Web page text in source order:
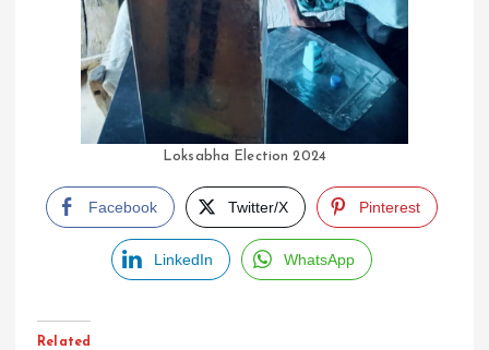
Loksabha Election 2024
Facebook Twitter/X Pinterest
LinkedIn WhatsApp
Related